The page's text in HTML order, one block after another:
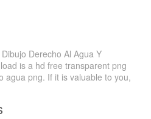
Derecho Al Agua Y
is a hd free transparent png
agua png. If it is valuable to you,